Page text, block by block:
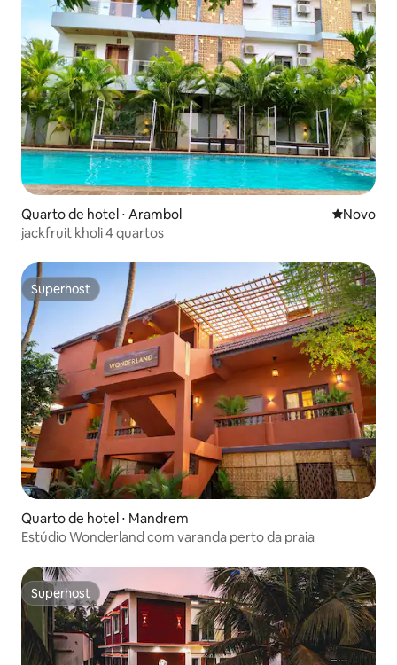
Quarto de hotel ⋅ Arambol Novo
Novo
jackfruit kholi 4 quartos
Superhost
Superhost
Quarto de hotel ⋅ Mandrem
Estúdio Wonderland com varanda perto da praia
Superhost
Superhost